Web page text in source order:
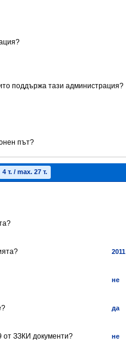
поддържа тази администрация?
път?
4 т. / max. 27 т.
2011
не
да
от ЗЗКИ документи? не